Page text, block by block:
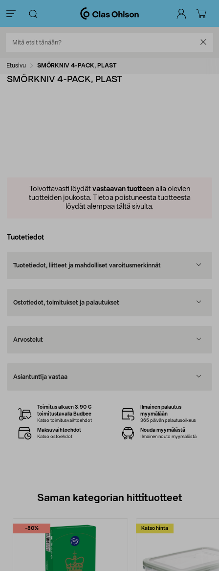
Etusivu SMÖRKNIV 4-PACK, PLAST
SMÖRKNIV 4-PACK, PLAST
Toivottavasti löydät vastaavan tuotteenalla olevien
tuotteiden joukosta. Tietoa poistuneesta tuotteesta
löydät alempaa tältä sivulta.
Tuotetiedot
Tuotetiedot, liitteet ja mahdolliset varoitusmerkinnät
Ostotiedot, toimitukset ja palautukset
Arvostelut
Asiantuntija vastaa
Toimitus alkaen 3,90 €
toimitustavalla Budbee
Katso toimitusvaihtoehdot
Ilmainen palautus
myymälään
365 päivän palautusoikeus
Maksuvaihtoehdot
Katso ostoehdot
Nouda myymälästä
Ilmainen nouto myymälästä
Saman kategorian hittituotteet
-80% Katso hinta